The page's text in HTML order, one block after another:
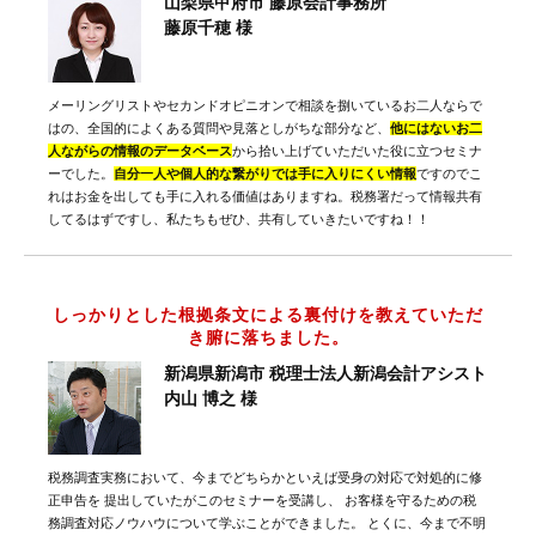
藤原千穂 様
メーリングリストやセカンドオピニオンで相談を捌いているお二人ならで
はの、全国的によくある質問や見落としがちな部分など、 他にはないお二
人ながらの情報のデータベースから拾い上げていただいた役に立つセミナ
ーでした。 自分一人や個人的な繋がりでは手に入りにくい情報ですのでこ
れはお金を出しても手に入れる価値はありますね。税務署だって情報共有
してるはずですし、私たちもぜひ、共有していきたいですね！！
しっかりとした根拠条文による裏付けを教えていただ
き腑に落ちました。
新潟県新潟市 税理士法人新潟会計アシスト
内山 博之 様
税務調査実務において、今までどちらかといえば受身の対応で対処的に修
正申告を 提出していたがこのセミナーを受講し、 お客様を守るための税
務調査対応ノウハウについて学ぶことができました。 とくに、今まで不明